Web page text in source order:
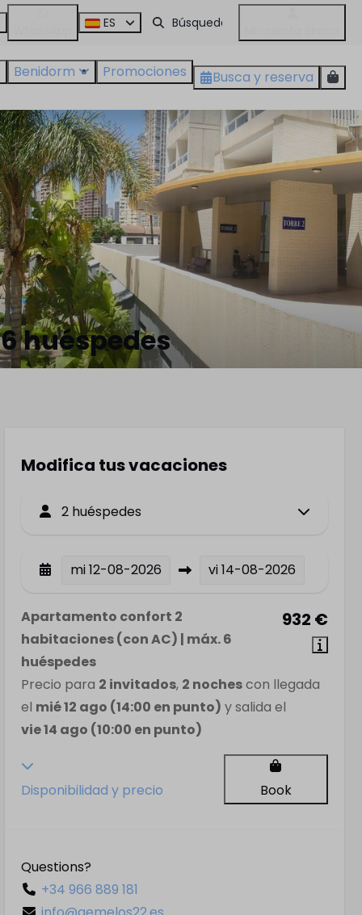
ES
Benidorm Promociones Busca y reserva
huéspedes
Modifica tus vacaciones
2 huéspedes
mi12-08-2026 vi14-08-2026
932 €
Apartamento confort 2
habitaciones (con AC) | máx. 6
huéspedes
Precio para 2 invitados, 2 nochescon llegada
el mié 12 ago (14:00 en punto) y salida el
vie 14 ago (10:00 en punto)
Disponibilidad y precio Book
Questions?
+34 966 889 181